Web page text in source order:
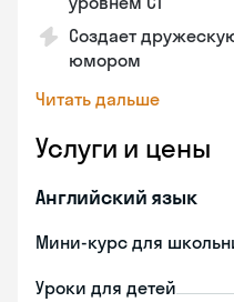
Создает
юмором
Читать дальше
Услуги и цены
Английский язык
Мини-курс для
Уроки для детей